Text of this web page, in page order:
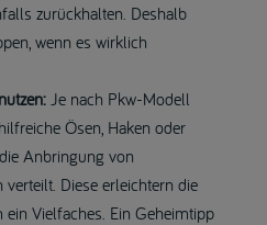
zurückhalten. Deshalb
wenn es wirklich
Je nach Pkw-Modell
Ösen, Haken oder
Anbringung von
Diese erleichtern die
Vielfaches. Ein Geheimtipp